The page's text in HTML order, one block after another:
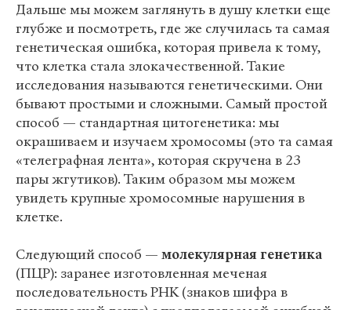
Дальше мы можем заглянуть в душу клетки еще
глубже и посмотреть, где же случилась та самая
генетическая ошибка, которая привела к тому,
что клетка стала злокачественной. Такие
исследования называются генетическими. Они
бывают простыми и сложными. Самый простой
способ — стандартная цитогенетика: мы
окрашиваем и изучаем хромосомы (это та самая
«телеграфная лента», которая скручена в 23
пары жгутиков). Таким образом мы можем
увидеть крупные хромосомные нарушения в
клетке.
Следующий способ — молекулярная генетика
(ПЦР): заранее изготовленная меченая
последовательность РНК (знаков шифра в